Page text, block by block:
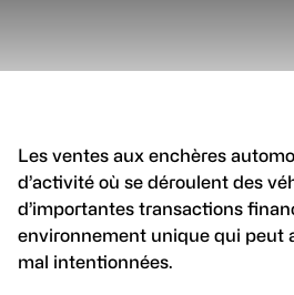
Les ventes aux enchères
d’activité où se déroulent des
d’importantes transactions
environnement unique qui peut
mal intentionnées.